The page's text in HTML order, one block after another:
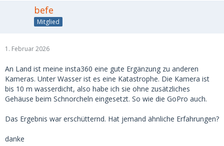
befe
Mitglied
1. Februar 2026
An Land ist meine insta360 eine gute Ergänzung zu anderen
Kameras. Unter Wasser ist es eine Katastrophe. Die Kamera ist
bis 10 m wasserdicht, also habe ich sie ohne zusätzliches
Gehäuse beim Schnorcheln eingesetzt. So wie die GoPro auch.
Das Ergebnis war erschütternd. Hat jemand ähnliche Erfahrungen?
danke